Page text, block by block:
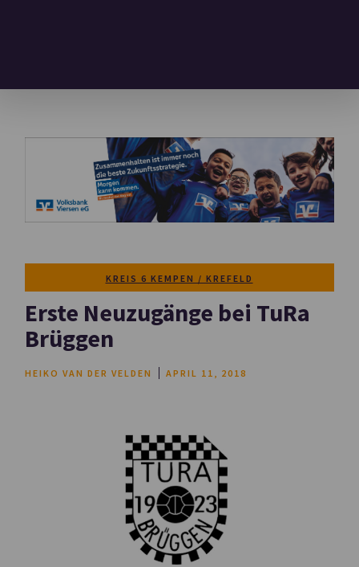
KREIS 6 KEMPEN / KREFELD
Erste Neuzugänge bei TuRa
Brüggen
HEIKO VAN DER VELDEN APRIL 11, 2018